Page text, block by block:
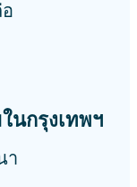
นกรุงเทพฯ
า